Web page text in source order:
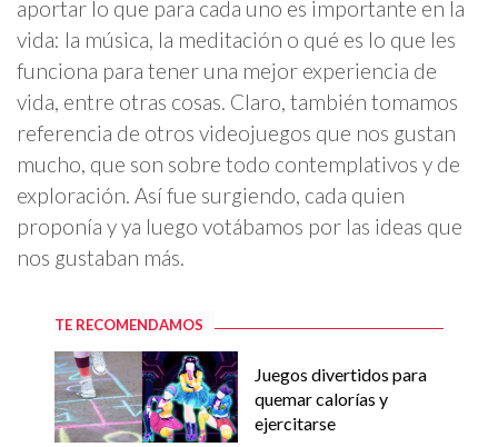
aportar lo que para cada uno es importante en la
vida: la música, la meditación o qué es lo que les
funciona para tener una mejor experiencia de
vida, entre otras cosas. Claro, también tomamos
referencia de otros videojuegos que nos gustan
mucho, que son sobre todo contemplativos y de
exploración. Así fue surgiendo, cada quien
proponía y ya luego votábamos por las ideas que
nos gustaban más.
TE RECOMENDAMOS
Juegos divertidos para
quemar calorías y
ejercitarse